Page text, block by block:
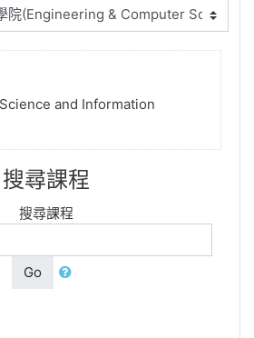
and Information
搜尋課程
搜尋課程
Go